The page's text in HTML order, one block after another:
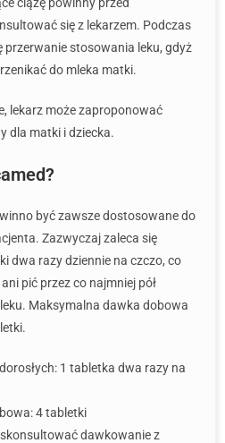
się z lekarzem. Podczas
przerwanie stosowania leku, gdyż
do mleka matki.
lekarz może zaproponować
dla matki i dziecka.
być zawsze dostosowane do
Zazwyczaj zaleca się
dwa razy dziennie na czczo, co
pić przez co najmniej pół
Maksymalna dawka dobowa
1 tabletka dwa razy na
4 tabletki
dawkowanie z